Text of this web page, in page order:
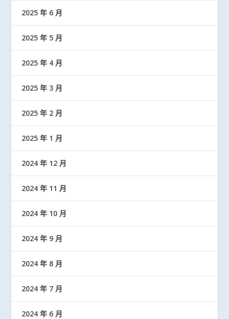
2025 年 6 月
2025 年 5 月
2025 年 4 月
2025 年 3 月
2025 年 2 月
2025 年 1 月
2024 年 12 月
2024 年 11 月
2024 年 10 月
2024 年 9 月
2024 年 8 月
2024 年 7 月
2024 年 6 月